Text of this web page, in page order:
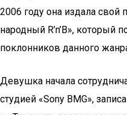
2006 году она издала
народный R’n’B», который
поклонников данного
Девушка начала
студией «Sony BMG»,